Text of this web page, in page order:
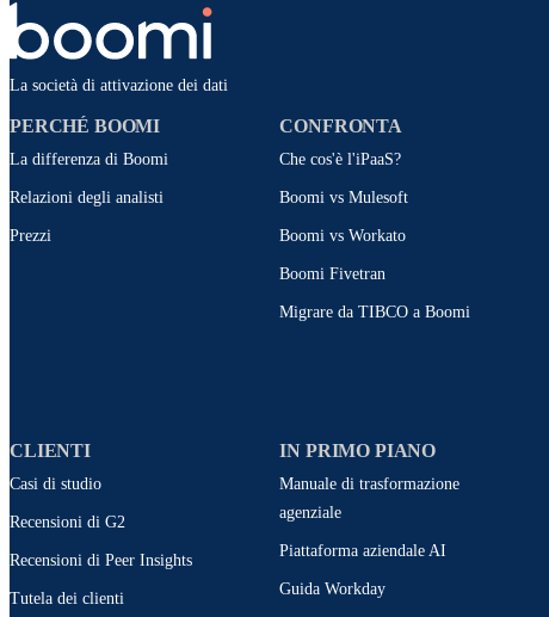
La società di attivazione dei dati
PERCHÉ BOOMI
La differenza di Boomi
Relazioni degli analisti
Prezzi
CONFRONTA
Che cos'è l'iPaaS?
Boomi vs Mulesoft
Boomi vs Workato
Boomi Fivetran
Migrare da TIBCO a Boomi
CLIENTI
Casi di studio
Recensioni di G2
Recensioni di Peer Insights
Tutela dei clienti
IN PRIMO PIANO
Manuale di trasformazione
agenziale
Piattaforma aziendale AI
Guida Workday